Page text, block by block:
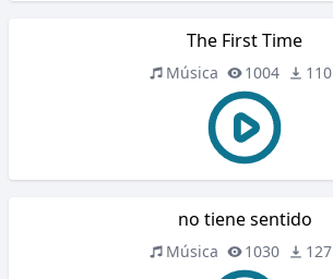
The First Time
Música 1004 110
no tiene sentido
Música 1030 127